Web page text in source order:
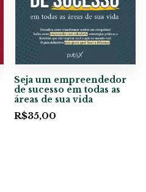
Seja um empreendedor
de sucesso em todas as
áreas de sua vida
R$35,00